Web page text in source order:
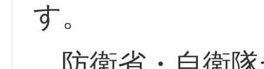
す。